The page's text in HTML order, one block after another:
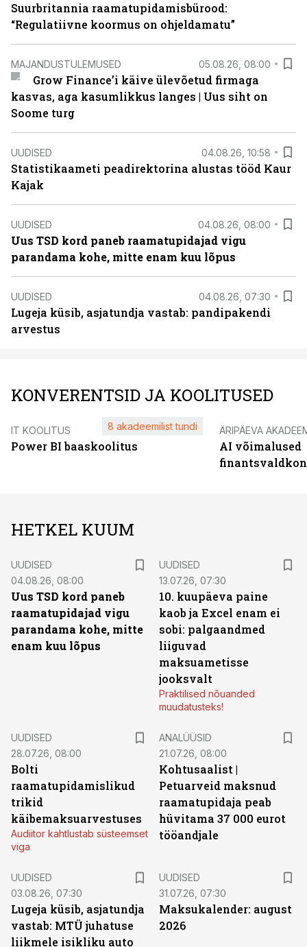
Suurbritannia raamatupidamisbürood:
“Regulatiivne koormus on ohjeldamatu”
MAJANDUSTULEMUSED 05.08.26, 08:00
Grow Finance’i käive ülevõetud firmaga
kasvas, aga kasumlikkus langes | Uus siht on
Soome turg
UUDISED 04.08.26, 10:58
Statistikaameti peadirektorina alustas tööd Kaur
Kajak
UUDISED 04.08.26, 08:00
Uus TSD kord paneb raamatupidajad vigu
parandama kohe, mitte enam kuu lõpus
UUDISED 04.08.26, 07:30
Lugeja küsib, asjatundja vastab: pandipakendi
arvestus
KONVERENTSID JA KOOLITUSED
IT KOOLITUS
Power BI baaskoolitus
8 akadeemilist tundi ÄRIPÄEVA
AI võimalused
HETKEL KUUM
UUDISED
04.08.26, 08:00
Uus TSD kord paneb
raamatupidajad vigu
parandama kohe, mitte
enam kuu lõpus
UUDISED
13.07.26, 07:30
10. kuupäeva paine
kaob ja Excel enam ei
sobi: palgaandmed
liiguvad
maksuametisse
jooksvalt
Praktilised nõuanded
muudatusteks!
UUDISED
28.07.26, 08:00
Bolti
raamatupidamislikud
trikid
käibemaksuarvestuses
Audiitor kahtlustab süsteemset
viga
ANALÜÜSID
21.07.26, 08:00
Kohtusaalist |
Petuarveid maksnud
raamatupidaja peab
hüvitama 37 000 eurot
tööandjale
UUDISED
03.08.26, 07:30
Lugeja küsib, asjatundja
vastab: MTÜ juhatuse
liikmele isikliku auto
UUDISED
31.07.26, 07:30
Maksukalender: august
2026